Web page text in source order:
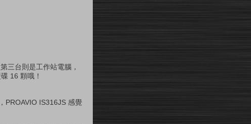
三台則是工作站電腦，
16 顆哦！
PROAVIO IS316JS 感覺